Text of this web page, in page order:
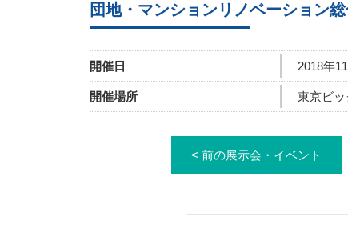
団地・マンションリノベーション
開催日 2018年
開催場所 東京ビ
< 前の展示会・イベント